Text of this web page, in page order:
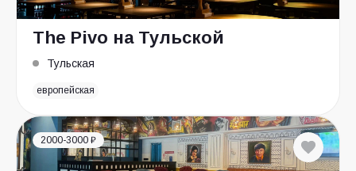
The Pivo на Тульской
Тульская
европейская
2000-3000 ₽